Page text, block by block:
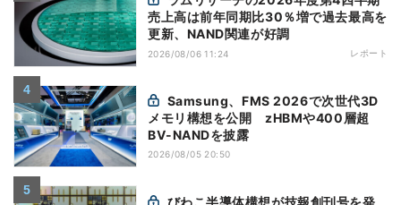
売上高は前年同期比30％増で過去最高を
更新、NAND関連が好調
2026/08/06 11:24 レポート
メモリ構想を公開 zHBMや400層超
BV-NANDを披露
2026/08/05 20:50